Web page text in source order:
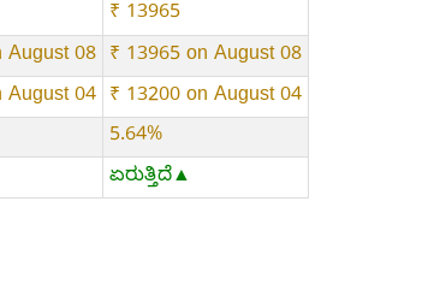
₹ 13965
August 08 ₹ 13965 on August 08
August 04 ₹ 13200 on August 04
5.64%
ಏರುತ್ತಿದೆ▲